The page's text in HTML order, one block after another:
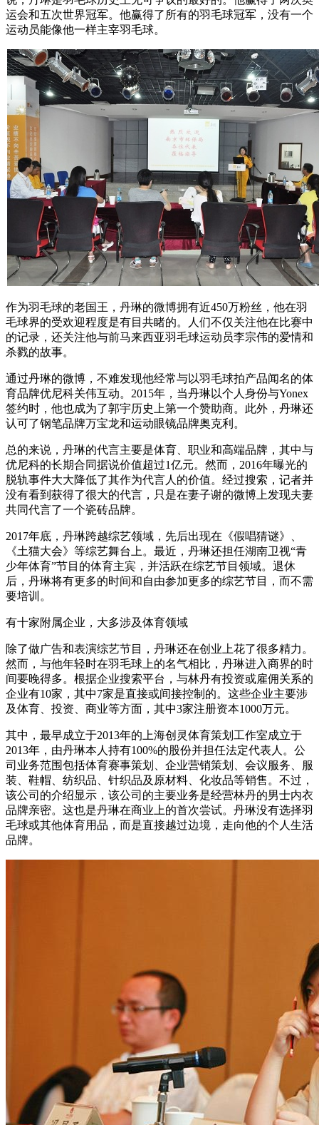
运会和五次世界冠军。他赢得了所有的羽毛球冠军，没有一个
运动员能像他一样主宰羽毛球。
作为羽毛球的老国王，丹琳的微博拥有近450万粉丝，他在羽
毛球界的受欢迎程度是有目共睹的。人们不仅关注他在比赛中
的记录，还关注他与前马来西亚羽毛球运动员李宗伟的爱情和
杀戮的故事。
通过丹琳的微博，不难发现他经常与以羽毛球拍产品闻名的体
育品牌优尼科关伟互动。2015年，当丹琳以个人身份与Yonex
签约时，他也成为了郭宇历史上第一个赞助商。此外，丹琳还
认可了钢笔品牌万宝龙和运动眼镜品牌奥克利。
总的来说，丹琳的代言主要是体育、职业和高端品牌，其中与
优尼科的长期合同据说价值超过1亿元。然而，2016年曝光的
脱轨事件大大降低了其作为代言人的价值。经过搜索，记者并
没有看到获得了很大的代言，只是在妻子谢的微博上发现夫妻
共同代言了一个瓷砖品牌。
2017年底，丹琳跨越综艺领域，先后出现在《假唱猜谜》、
《土猫大会》等综艺舞台上。最近，丹琳还担任湖南卫视“青
少年体育”节目的体育主宾，并活跃在综艺节目领域。退休
后，丹琳将有更多的时间和自由参加更多的综艺节目，而不需
要培训。
有十家附属企业，大多涉及体育领域
除了做广告和表演综艺节目，丹琳还在创业上花了很多精力。
然而，与他年轻时在羽毛球上的名气相比，丹琳进入商界的时
间要晚得多。根据企业搜索平台，与林丹有投资或雇佣关系的
企业有10家，其中7家是直接或间接控制的。这些企业主要涉
及体育、投资、商业等方面，其中3家注册资本1000万元。
其中，最早成立于2013年的上海创灵体育策划工作室成立于
2013年，由丹琳本人持有100%的股份并担任法定代表人。公
司业务范围包括体育赛事策划、企业营销策划、会议服务、服
装、鞋帽、纺织品、针织品及原材料、化妆品等销售。不过，
该公司的介绍显示，该公司的主要业务是经营林丹的男士内衣
品牌亲密。这也是丹琳在商业上的首次尝试。丹琳没有选择羽
毛球或其他体育用品，而是直接越过边境，走向他的个人生活
品牌。